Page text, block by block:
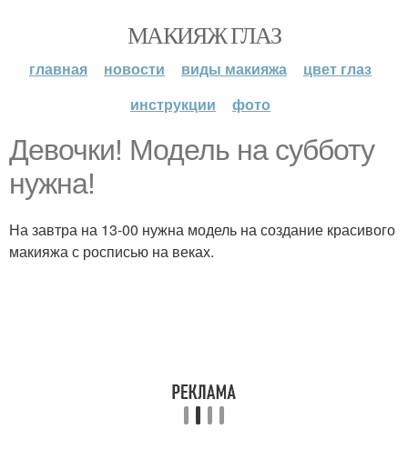
МАКИЯЖ ГЛАЗ
главная новости виды макияжа
цвет глаз
инструкции
фото
Девочки! Модель на субботу
нужна!
На завтра на 13-00 нужна модель на создание красивого
макияжа с росписью на веках.